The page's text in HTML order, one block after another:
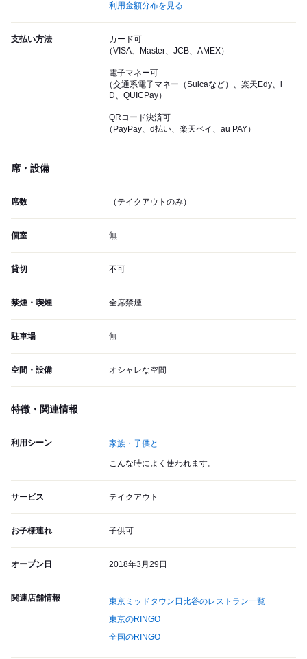
利用金額分布を見る
支払い方法
カード可
（VISA、Master、JCB、AMEX）
電子マネー可
（交通系電子マネー（Suicaなど）、楽天Edy、i
D、QUICPay）
QRコード決済可
（PayPay、d払い、楽天ペイ、au PAY）
席・設備
席数 （テイクアウトのみ）
個室 無
貸切 不可
禁煙・喫煙 全席禁煙
駐車場 無
空間・設備 オシャレな空間
特徴・関連情報
利用シーン 家族・子供と
こんな時によく使われます。
サービス テイクアウト
お子様連れ 子供可
オープン日 2018年3月29日
関連店舗情報
東京ミッドタウン日比谷のレストラン一覧
東京のRINGO
全国のRINGO